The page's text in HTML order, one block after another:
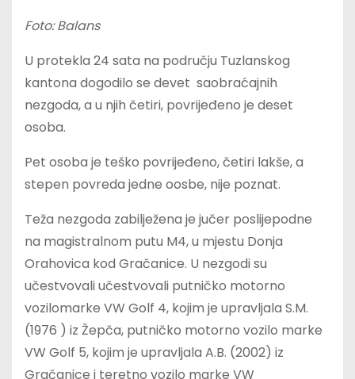
Foto: Balans
U protekla 24 sata na području Tuzlanskog
kantona dogodilo se devet saobraćajnih
nezgoda, a u njih četiri, povrijeđeno je deset
osoba.
Pet osoba je teško povrijeđeno, četiri lakše, a
stepen povreda jedne oosbe, nije poznat.
Teža nezgoda zabilježena je jučer poslijepodne
na magistralnom putu M4, u mjestu Donja
Orahovica kod Gračanice. U nezgodi su
učestvovali učestvovali putničko motorno
vozilomarke VW Golf 4, kojim je upravljala S.M.
(1976 ) iz Žepča, putničko motorno vozilo marke
VW Golf 5, kojim je upravljala A.B. (2002) iz
Gračanice i teretno vozilo marke VW